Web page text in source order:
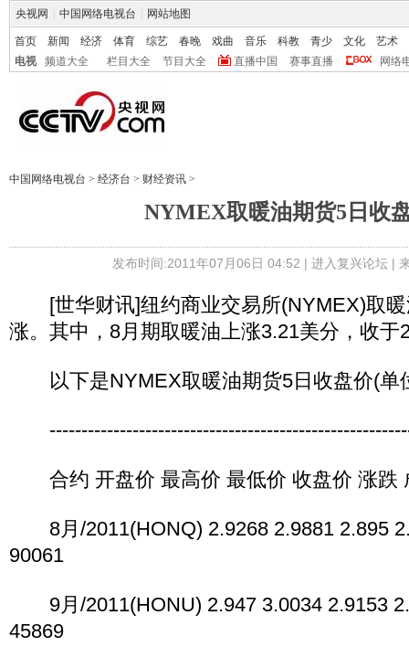
央视网 中国网络电视台 网站地图
首页 新闻 经济 体育 综艺 春晚 戏曲 音乐 科教 青少 文化
艺术
电视
频道大全 栏目大全 节目大全 直播中国 赛事直播 网络
中国网络电视台 > 经济台 > 财经资讯 >
NYMEX取暖油期货5日收
发布时间:2011年07月06日 04:52 | 进入复兴论坛|
[世华财讯]纽约商业交易所(NYMEX)取暖
涨。其中，8月期取暖油上涨3.21美分，收于
以下是NYMEX取暖油期货5日收盘价(单
合约 开盘价 最高价 最低价 收盘价 涨跌
8月/2011(HONQ) 2.9268 2.9881 2.895
90061
9月/2011(HONU) 2.947 3.0034 2.9153
45869